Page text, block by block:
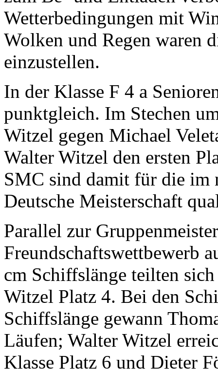
Wetterbedingungen mit
Wolken und Regen waren
einzustellen.
In der Klasse F 4 a
punktgleich. Im Stechen
Witzel gegen Michael
Walter Witzel den ersten
SMC sind damit für die im
Deutsche Meisterschaft
Parallel zur
Freundschaftswettbewerb
cm Schiffslänge teilten
Witzel Platz 4. Bei den
Schiffslänge gewann
Läufen; Walter Witzel
Klasse Platz 6 und Dieter